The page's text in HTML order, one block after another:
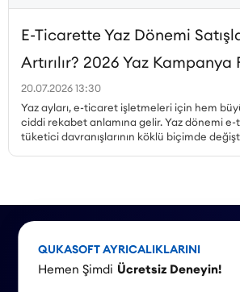
E-Ticarette Yaz Dönemi
Artırılır? 2026 Yaz Kampanya
20.07.2026 13:30
Yaz ayları, e-ticaret işletmeleri için hem
ciddi rekabet anlamına gelir. Yaz dönemi e-
tüketici davranışlarının köklü biçimde
Haziran, Temmuz ve Ağustos aylarına özel
ve stratejilerle 2026 yaz sezonu için
QUKASOFT AYRICALIKLARINI
Hemen Şimdi Ücretsiz Deneyin!